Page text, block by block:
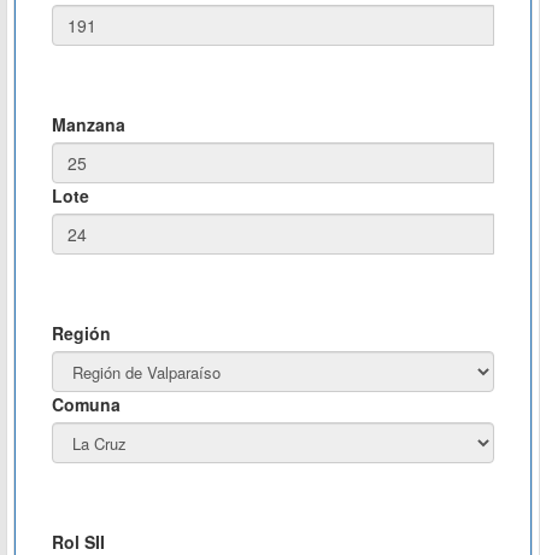
Manzana
Lote
Región
Comuna
Rol SII